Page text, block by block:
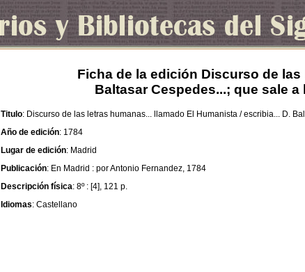
Ficha de la edición Discurso de
Baltasar Cespedes...; que sale
Titulo: Discurso de las letras humanas... llamado El Humanista / escribia... D.
Año de edición: 1784
Lugar de edición: Madrid
Publicación: En Madrid : por Antonio Fernandez, 1784
Descripción física: 8º : [4], 121 p.
Idiomas: Castellano